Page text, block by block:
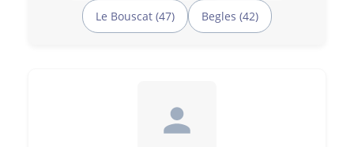
Le Bouscat (47) Begles (42)